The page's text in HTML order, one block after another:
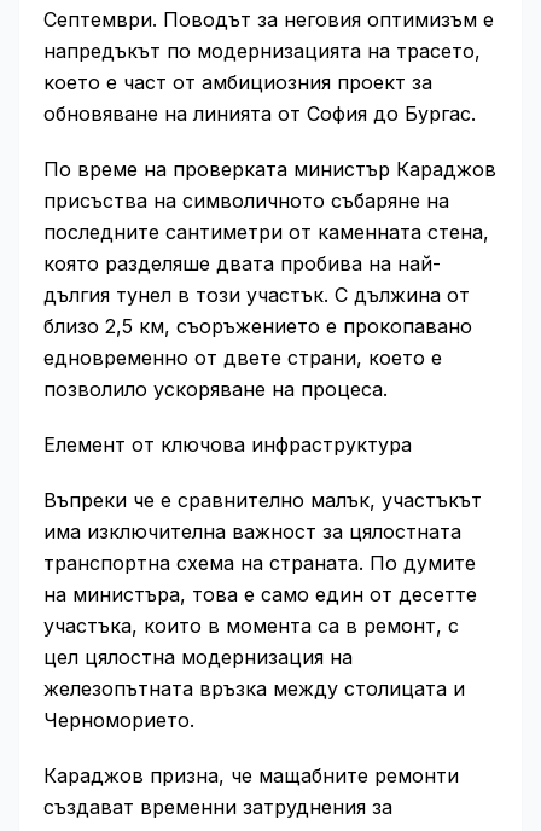
Септември. Поводът за неговия оптимизъм е
напредъкът по модернизацията на трасето,
което е част от амбициозния проект за
обновяване на линията от София до Бургас.
По време на проверката министър Караджов
присъства на символичното събаряне на
последните сантиметри от каменната стена,
която разделяше двата пробива на най-
дългия тунел в този участък. С дължина от
близо 2,5 км, съоръжението е прокопавано
едновременно от двете страни, което е
позволило ускоряване на процеса.
Елемент от ключова инфраструктура
Въпреки че е сравнително малък, участъкът
има изключителна важност за цялостната
транспортна схема на страната. По думите
на министъра, това е само един от десетте
участъка, които в момента са в ремонт, с
цел цялостна модернизация на
железопътната връзка между столицата и
Черноморието.
Караджов призна, че мащабните ремонти
създават временни затруднения за